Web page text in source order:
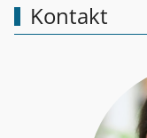
Kontakt